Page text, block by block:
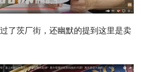
了茨厂街，还幽默的提到这里是卖